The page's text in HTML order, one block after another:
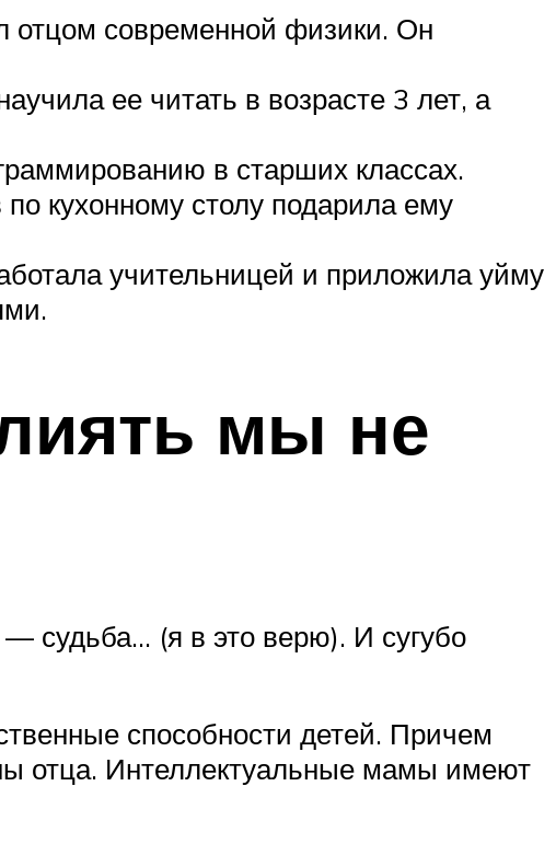
отцом современной физики. Он
ее читать в возрасте 3 лет, а
в старших классах.
кухонному столу подарила ему
учительницей и приложила уйму
мы не
судьба… (я в это верю). И сугубо
способности детей. Причем
отца. Интеллектуальные мамы имеют